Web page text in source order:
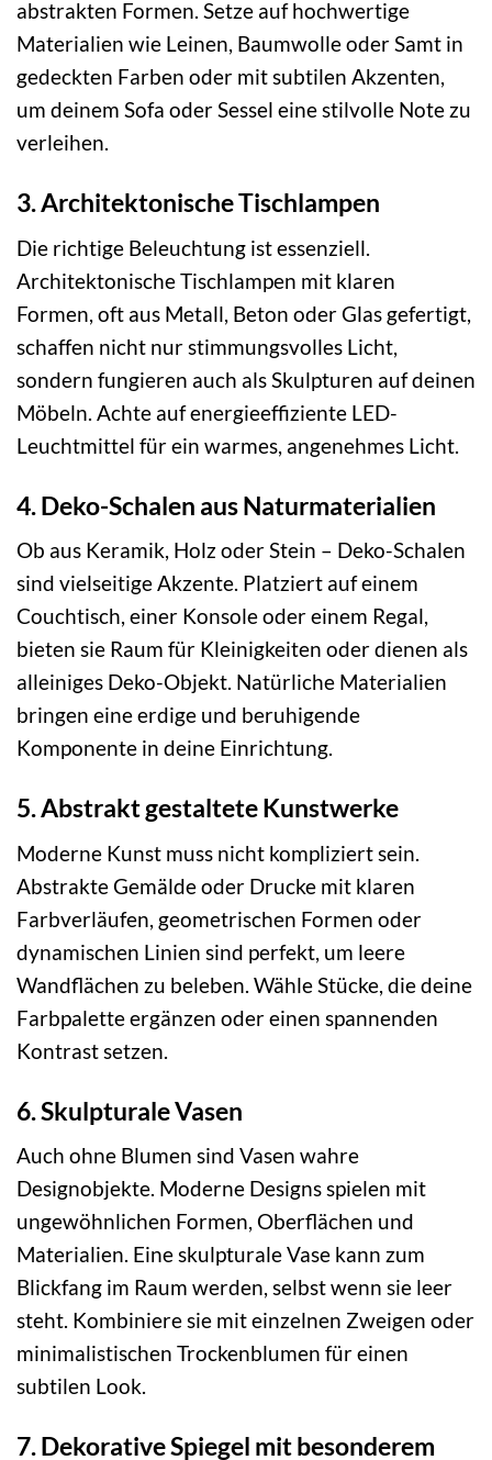
abstrakten Formen. Setze auf hochwertige
Materialien wie Leinen, Baumwolle oder Samt in
gedeckten Farben oder mit subtilen Akzenten,
um deinem Sofa oder Sessel eine stilvolle Note zu
verleihen.
3. Architektonische Tischlampen
Die richtige Beleuchtung ist essenziell.
Architektonische Tischlampen mit klaren
Formen, oft aus Metall, Beton oder Glas gefertigt,
schaffen nicht nur stimmungsvolles Licht,
sondern fungieren auch als Skulpturen auf deinen
Möbeln. Achte auf energieeffiziente LED-
Leuchtmittel für ein warmes, angenehmes Licht.
4. Deko-Schalen aus Naturmaterialien
Ob aus Keramik, Holz oder Stein – Deko-Schalen
sind vielseitige Akzente. Platziert auf einem
Couchtisch, einer Konsole oder einem Regal,
bieten sie Raum für Kleinigkeiten oder dienen als
alleiniges Deko-Objekt. Natürliche Materialien
bringen eine erdige und beruhigende
Komponente in deine Einrichtung.
5. Abstrakt gestaltete Kunstwerke
Moderne Kunst muss nicht kompliziert sein.
Abstrakte Gemälde oder Drucke mit klaren
Farbverläufen, geometrischen Formen oder
dynamischen Linien sind perfekt, um leere
Wandflächen zu beleben. Wähle Stücke, die deine
Farbpalette ergänzen oder einen spannenden
Kontrast setzen.
6. Skulpturale Vasen
Auch ohne Blumen sind Vasen wahre
Designobjekte. Moderne Designs spielen mit
ungewöhnlichen Formen, Oberflächen und
Materialien. Eine skulpturale Vase kann zum
Blickfang im Raum werden, selbst wenn sie leer
steht. Kombiniere sie mit einzelnen Zweigen oder
minimalistischen Trockenblumen für einen
subtilen Look.
7. Dekorative Spiegel mit besonderem